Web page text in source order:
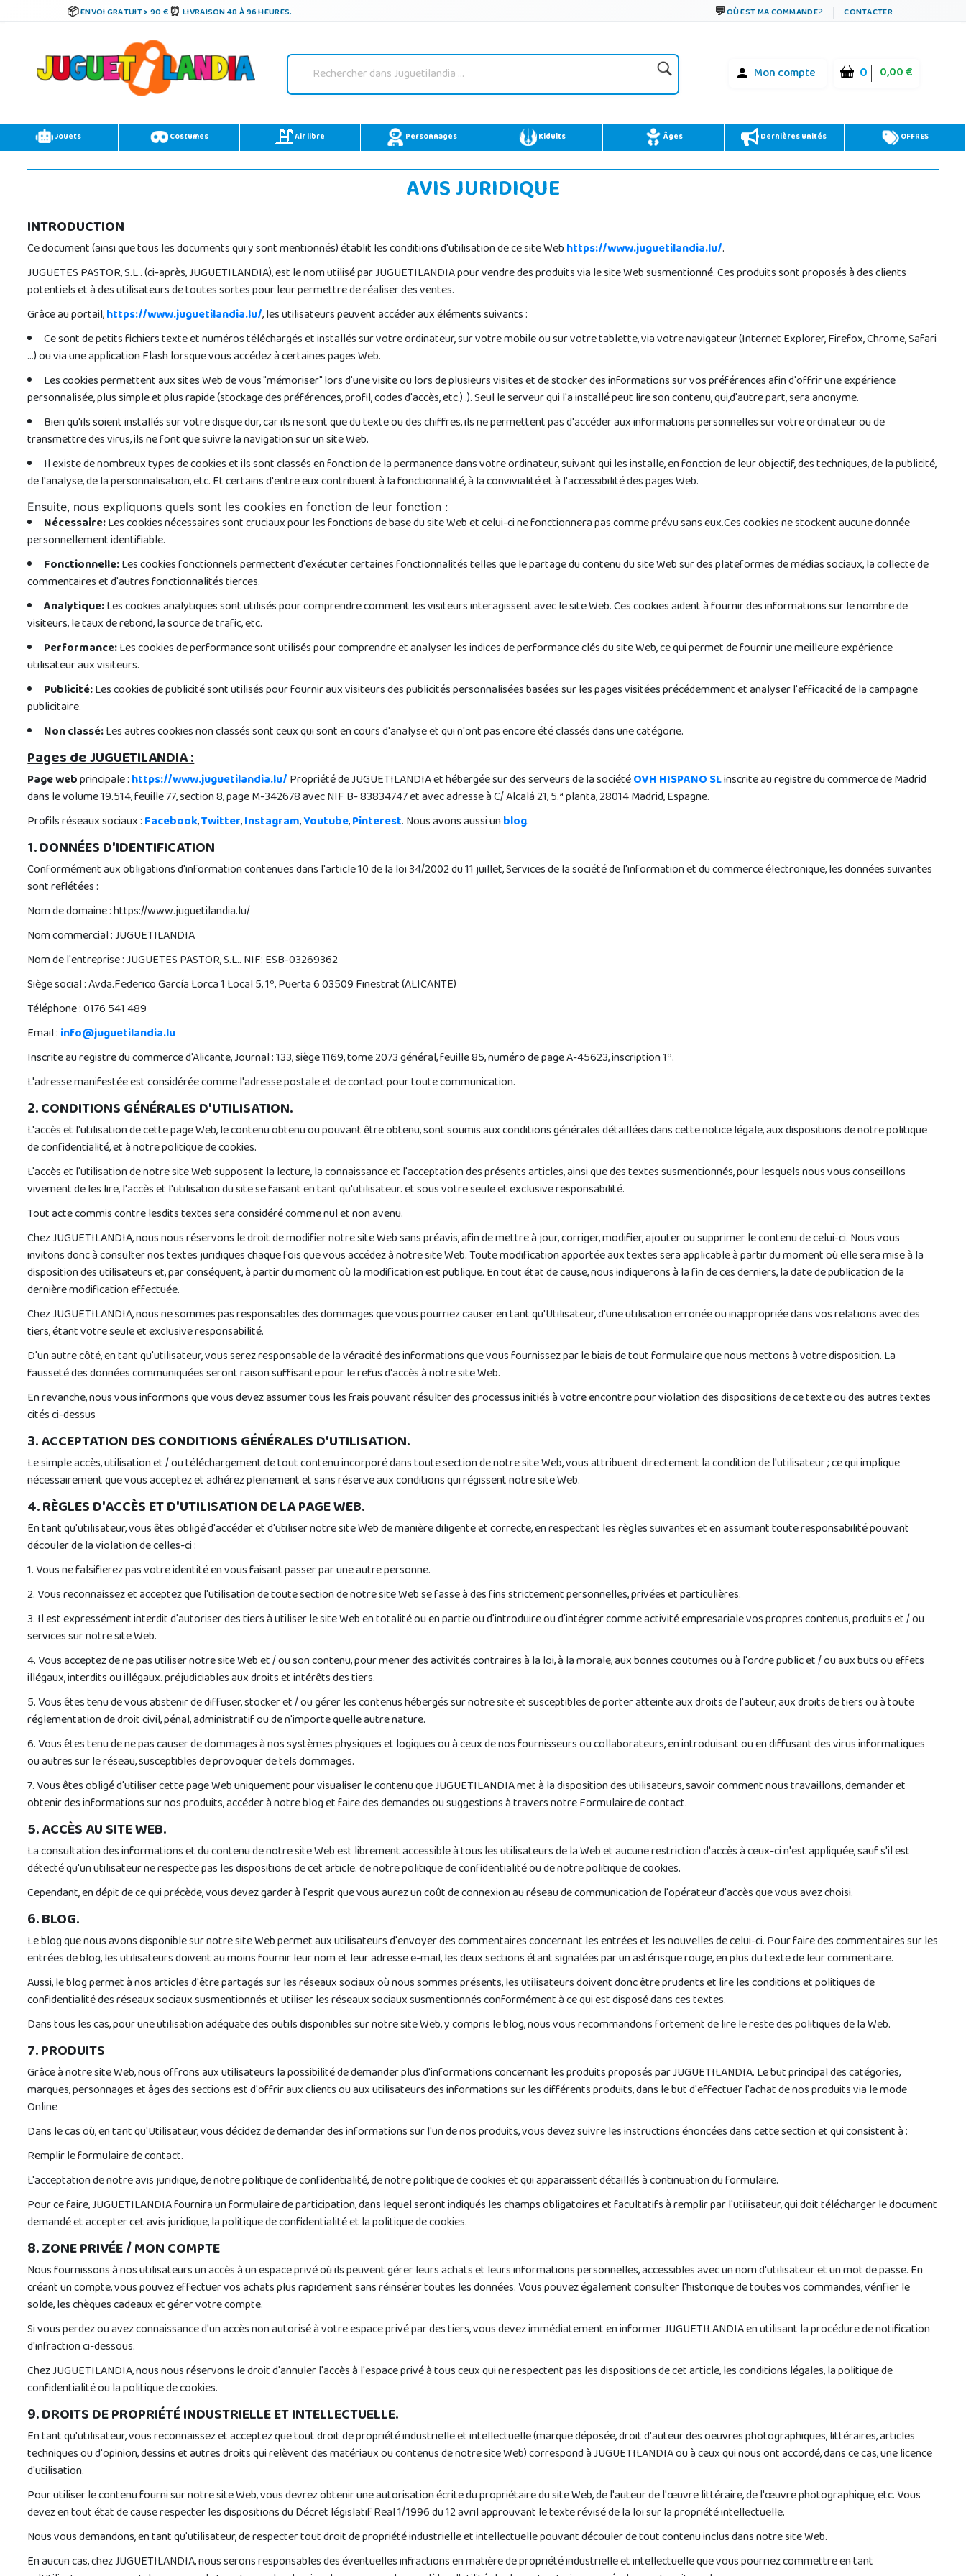
ENVOI GRATUIT > 90 € LIVRAISON 48 À 96 HEURES. OÙ EST MA COMMANDE? CONTACTER
Mon compte 0 0,00 €
Jouets Costumes Air libre Personnages Kidults Âges Dernières unités OFFRES
AVIS JURIDIQUE
INTRODUCTION
Ce document (ainsi que tous les documents qui y sont mentionnés) établit les conditions d'utilisation de ce site Webhttps://www.juguetilandia.lu/.
JUGUETES PASTOR, S.L.. (ci-après, JUGUETILANDIA), est le nom utilisé par JUGUETILANDIA pour vendre des produits via le site Web susmentionné. Ces produits sont proposés à des clients
potentiels et à des utilisateurs de toutes sortes pour leur permettre de réaliser des ventes.
Grâce au portail,https://www.juguetilandia.lu/, les utilisateurs peuvent accéder aux éléments suivants :
Ce sont de petits fichiers texte et numéros téléchargés et installés sur votre ordinateur, sur votre mobile ou sur votre tablette, via votre navigateur (Internet Explorer, Firefox, Chrome, Safari
...) ou via une application Flash lorsque vous accédez à certaines pages Web.
Les cookies permettent aux sites Web de vous "mémoriser" lors d'une visite ou lors de plusieurs visites et de stocker des informations sur vos préférences afin d'offrir une expérience
personnalisée, plus simple et plus rapide (stockage des préférences, profil, codes d'accès, etc.) .). Seul le serveur qui l'a installé peut lire son contenu, qui,d'autre part, sera anonyme.
Bien qu'ils soient installés sur votre disque dur, car ils ne sont que du texte ou des chiffres, ils ne permettent pas d'accéder aux informations personnelles sur votre ordinateur ou de
transmettre des virus, ils ne font que suivre la navigation sur un site Web.
Il existe de nombreux types de cookies et ils sont classés en fonction de la permanence dans votre ordinateur, suivant qui les installe, en fonction de leur objectif, des techniques, de la publicité,
de l'analyse, de la personnalisation, etc. Et certains d'entre eux contribuent à la fonctionnalité, à la convivialité et à l'accessibilité des pages Web.
Ensuite, nous expliquons quels sont les cookies en fonction de leur fonction :
Nécessaire:Les cookies nécessaires sont cruciaux pour les fonctions de base du site Web et celui-ci ne fonctionnera pas comme prévu sans eux.Ces cookies ne stockent aucune donnée
personnellement identifiable.
Fonctionnelle:Les cookies fonctionnels permettent d'exécuter certaines fonctionnalités telles que le partage du contenu du site Web sur des plateformes de médias sociaux, la collecte de
commentaires et d'autres fonctionnalités tierces.
Analytique:Les cookies analytiques sont utilisés pour comprendre comment les visiteurs interagissent avec le site Web. Ces cookies aident à fournir des informations sur le nombre de
visiteurs, le taux de rebond, la source de trafic, etc.
Performance:Les cookies de performance sont utilisés pour comprendre et analyser les indices de performance clés du site Web, ce qui permet de fournir une meilleure expérience
utilisateur aux visiteurs.
Publicité:Les cookies de publicité sont utilisés pour fournir aux visiteurs des publicités personnalisées basées sur les pages visitées précédemment et analyser l'efficacité de la campagne
publicitaire.
Non classé:Les autres cookies non classés sont ceux qui sont en cours d'analyse et qui n'ont pas encore été classés dans une catégorie.
Pages de JUGUETILANDIA :
Page webprincipale :https://www.juguetilandia.lu/Propriété de JUGUETILANDIA et hébergée sur des serveurs de la sociétéOVH HISPANO SLinscrite au registre du commerce de Madrid
dans le volume 19.514, feuille 77, section 8, page M-342678 avec NIF B- 83834747 et avec adresse à C/ Alcalá 21, 5.ª planta, 28014 Madrid, Espagne.
Profils réseaux sociaux :Facebook,Twitter,Instagram,Youtube,Pinterest. Nous avons aussi unblog.
1. DONNÉES D'IDENTIFICATION
Conformément aux obligations d'information contenues dans l'article 10 de la loi 34/2002 du 11 juillet, Services de la société de l'information et du commerce électronique, les données suivantes
sont reflétées :
Nom de domaine : https://www.juguetilandia.lu/
Nom commercial : JUGUETILANDIA
Nom de l'entreprise : JUGUETES PASTOR, S.L.. NIF: ESB-03269362
Siège social : Avda.Federico García Lorca 1 Local 5, 1º, Puerta 6 03509 Finestrat (ALICANTE)
Téléphone : 0176 541 489
Email :info@juguetilandia.lu
Inscrite au registre du commerce d'Alicante, Journal : 133, siège 1169, tome 2073 général, feuille 85, numéro de page A-45623, inscription 1º.
L'adresse manifestée est considérée comme l'adresse postale et de contact pour toute communication.
2. CONDITIONS GÉNÉRALES D'UTILISATION.
L'accès et l'utilisation de cette page Web, le contenu obtenu ou pouvant être obtenu, sont soumis aux conditions générales détaillées dans cette notice légale, aux dispositions de notre politique
de confidentialité, et à notre politique de cookies.
L'accès et l'utilisation de notre site Web supposent la lecture, la connaissance et l'acceptation des présents articles, ainsi que des textes susmentionnés, pour lesquels nous vous conseillons
vivement de les lire, l'accès et l'utilisation du site se faisant en tant qu'utilisateur. et sous votre seule et exclusive responsabilité.
Tout acte commis contre lesdits textes sera considéré comme nul et non avenu.
Chez JUGUETILANDIA, nous nous réservons le droit de modifier notre site Web sans préavis, afin de mettre à jour, corriger, modifier, ajouter ou supprimer le contenu de celui-ci. Nous vous
invitons donc à consulter nos textes juridiques chaque fois que vous accédez à notre site Web. Toute modification apportée aux textes sera applicable à partir du moment où elle sera mise à la
disposition des utilisateurs et, par conséquent, à partir du moment où la modification est publique. En tout état de cause, nous indiquerons à la fin de ces derniers, la date de publication de la
dernière modification effectuée.
Chez JUGUETILANDIA, nous ne sommes pas responsables des dommages que vous pourriez causer en tant qu'Utilisateur, d'une utilisation erronée ou inappropriée dans vos relations avec des
tiers, étant votre seule et exclusive responsabilité.
D'un autre côté, en tant qu'utilisateur, vous serez responsable de la véracité des informations que vous fournissez par le biais de tout formulaire que nous mettons à votre disposition. La
fausseté des données communiquées seront raison suffisante pour le refus d'accès à notre site Web.
En revanche, nous vous informons que vous devez assumer tous les frais pouvant résulter des processus initiés à votre encontre pour violation des dispositions de ce texte ou des autres textes
cités ci-dessus
3. ACCEPTATION DES CONDITIONS GÉNÉRALES D'UTILISATION.
Le simple accès, utilisation et / ou téléchargement de tout contenu incorporé dans toute section de notre site Web, vous attribuent directement la condition de l'utilisateur ; ce qui implique
nécessairement que vous acceptez et adhérez pleinement et sans réserve aux conditions qui régissent notre site Web.
4. RÈGLES D'ACCÈS ET D'UTILISATION DE LA PAGE WEB.
En tant qu'utilisateur, vous êtes obligé d'accéder et d'utiliser notre site Web de manière diligente et correcte, en respectant les règles suivantes et en assumant toute responsabilité pouvant
découler de la violation de celles-ci :
1. Vous ne falsifierez pas votre identité en vous faisant passer par une autre personne.
2. Vous reconnaissez et acceptez que l'utilisation de toute section de notre site Web se fasse à des fins strictement personnelles, privées et particulières.
3. Il est expressément interdit d'autoriser des tiers à utiliser le site Web en totalité ou en partie ou d'introduire ou d'intégrer comme activité empresariale vos propres contenus, produits et / ou
services sur notre site Web.
4. Vous acceptez de ne pas utiliser notre site Web et / ou son contenu, pour mener des activités contraires à la loi, à la morale, aux bonnes coutumes ou à l'ordre public et / ou aux buts ou effets
illégaux, interdits ou illégaux. préjudiciables aux droits et intérêts des tiers.
5. Vous êtes tenu de vous abstenir de diffuser, stocker et / ou gérer les contenus hébergés sur notre site et susceptibles de porter atteinte aux droits de l'auteur, aux droits de tiers ou à toute
réglementation de droit civil, pénal, administratif ou de n'importe quelle autre nature.
6. Vous êtes tenu de ne pas causer de dommages à nos systèmes physiques et logiques ou à ceux de nos fournisseurs ou collaborateurs, en introduisant ou en diffusant des virus informatiques
ou autres sur le réseau, susceptibles de provoquer de tels dommages.
7. Vous êtes obligé d'utiliser cette page Web uniquement pour visualiser le contenu que JUGUETILANDIA met à la disposition des utilisateurs, savoir comment nous travaillons, demander et
obtenir des informations sur nos produits, accéder à notre blog et faire des demandes ou suggestions à travers notre Formulaire de contact.
5. ACCÈS AU SITE WEB.
La consultation des informations et du contenu de notre site Web est librement accessible à tous les utilisateurs de la Web et aucune restriction d'accès à ceux-ci n'est appliquée, sauf s'il est
détecté qu'un utilisateur ne respecte pas les dispositions de cet article. de notre politique de confidentialité ou de notre politique de cookies.
Cependant, en dépit de ce qui précède, vous devez garder à l'esprit que vous aurez un coût de connexion au réseau de communication de l'opérateur d'accès que vous avez choisi.
6. BLOG.
Le blog que nous avons disponible sur notre site Web permet aux utilisateurs d'envoyer des commentaires concernant les entrées et les nouvelles de celui-ci. Pour faire des commentaires sur les
entrées de blog, les utilisateurs doivent au moins fournir leur nom et leur adresse e-mail, les deux sections étant signalées par un astérisque rouge, en plus du texte de leur commentaire.
Aussi, le blog permet à nos articles d'être partagés sur les réseaux sociaux où nous sommes présents, les utilisateurs doivent donc être prudents et lire les conditions et politiques de
confidentialité des réseaux sociaux susmentionnés et utiliser les réseaux sociaux susmentionnés conformément à ce qui est disposé dans ces textes.
Dans tous les cas, pour une utilisation adéquate des outils disponibles sur notre site Web, y compris le blog, nous vous recommandons fortement de lire le reste des politiques de la Web.
7. PRODUITS
Grâce à notre site Web, nous offrons aux utilisateurs la possibilité de demander plus d'informations concernant les produits proposés par JUGUETILANDIA. Le but principal des catégories,
marques, personnages et âges des sections est d'offrir aux clients ou aux utilisateurs des informations sur les différents produits, dans le but d'effectuer l'achat de nos produits via le mode
Online
Dans le cas où, en tant qu'Utilisateur, vous décidez de demander des informations sur l'un de nos produits, vous devez suivre les instructions énoncées dans cette section et qui consistent à :
Remplir le formulaire de contact.
L'acceptation de notre avis juridique, de notre politique de confidentialité, de notre politique de cookies et qui apparaissent détaillés à continuation du formulaire.
Pour ce faire, JUGUETILANDIA fournira un formulaire de participation, dans lequel seront indiqués les champs obligatoires et facultatifs à remplir par l'utilisateur, qui doit télécharger le document
demandé et accepter cet avis juridique, la politique de confidentialité et la politique de cookies.
8. ZONE PRIVÉE / MON COMPTE
Nous fournissons à nos utilisateurs un accès à un espace privé où ils peuvent gérer leurs achats et leurs informations personnelles, accessibles avec un nom d'utilisateur et un mot de passe. En
créant un compte, vous pouvez effectuer vos achats plus rapidement sans réinsérer toutes les données. Vous pouvez également consulter l'historique de toutes vos commandes, vérifier le
solde, les chèques cadeaux et gérer votre compte.
Si vous perdez ou avez connaissance d'un accès non autorisé à votre espace privé par des tiers, vous devez immédiatement en informer JUGUETILANDIA en utilisant la procédure de notification
d'infraction ci-dessous.
Chez JUGUETILANDIA, nous nous réservons le droit d'annuler l'accès à l'espace privé à tous ceux qui ne respectent pas les dispositions de cet article, les conditions légales, la politique de
confidentialité ou la politique de cookies.
9. DROITS DE PROPRIÉTÉ INDUSTRIELLE ET INTELLECTUELLE.
En tant qu'utilisateur, vous reconnaissez et acceptez que tout droit de propriété industrielle et intellectuelle (marque déposée, droit d'auteur des oeuvres photographiques, littéraires, articles
techniques ou d'opinion, dessins et autres droits qui relèvent des matériaux ou contenus de notre site Web) correspond à JUGUETILANDIA ou à ceux qui nous ont accordé, dans ce cas, une licence
d'utilisation.
Pour utiliser le contenu fourni sur notre site Web, vous devrez obtenir une autorisation écrite du propriétaire du site Web, de l'auteur de l'œuvre littéraire, de l'œuvre photographique, etc. Vous
devez en tout état de cause respecter les dispositions du Décret législatif Real 1/1996 du 12 avril approuvant le texte révisé de la loi sur la propriété intellectuelle.
Nous vous demandons, en tant qu'utilisateur, de respecter tout droit de propriété industrielle et intellectuelle pouvant découler de tout contenu inclus dans notre site Web.
En aucun cas, chez JUGUETILANDIA, nous serons responsables des éventuelles infractions en matière de propriété industrielle et intellectuelle que vous pourriez commettre en tant